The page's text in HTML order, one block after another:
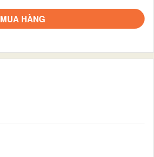
MUA HÀNG